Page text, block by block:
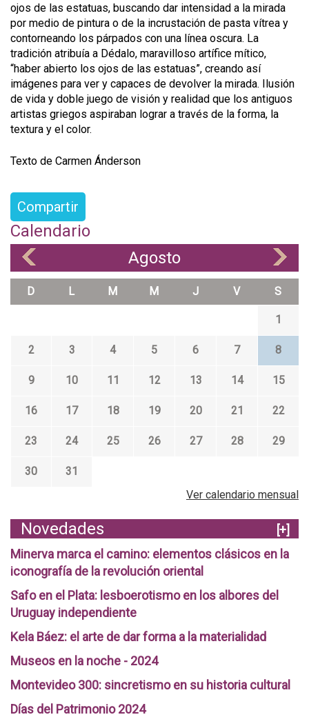
ojos de las estatuas, buscando dar intensidad a la mirada
por medio de pintura o de la incrustación de pasta vítrea y
contorneando los párpados con una línea oscura. La
tradición atribuía a Dédalo, maravilloso artífice mítico,
“haber abierto los ojos de las estatuas”, creando así
imágenes para ver y capaces de devolver la mirada. Ilusión
de vida y doble juego de visión y realidad que los antiguos
artistas griegos aspiraban lograr a través de la forma, la
textura y el color.
Texto de Carmen Ánderson
Compartir
Calendario
Agosto
D L M M J V S
1
2 3 4 5 6 7 8
9 10 11 12 13 14 15
16 17 18 19 20 21 22
23 24 25 26 27 28 29
30
31
Ver calendario mensual
Novedades
[+]
Minerva marca el camino: elementos clásicos en la
iconografía de la revolución oriental
Safo en el Plata: lesboerotismo en los albores del
Uruguay independiente
Kela Báez: el arte de dar forma a la materialidad
Museos en la noche - 2024
Montevideo 300: sincretismo en su historia cultural
Días del Patrimonio 2024